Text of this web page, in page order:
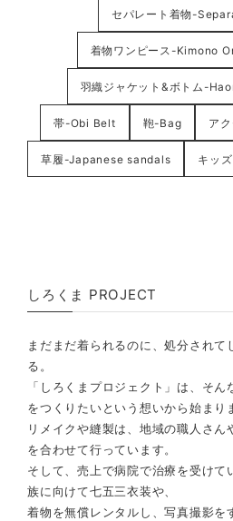
セパレート着物-
着物ワンピース-Kimono
羽織ジャケット&ボトム-
帯-Obi Belt 鞄-Bag ア
草履-Japanese sandals キッ
しろくま PROJECT
まだまだ着られるのに、処分されて
る。
「しろくまプロジェクト」は、そ
をつくりたいという想いから始まり
リメイクや縫製は、地域の職人さん
を合わせて行っています。
そして、売上で病院で治療を受けて
族に向けて七五三衣装や、
着物を無償レンタルし、写真撮影を